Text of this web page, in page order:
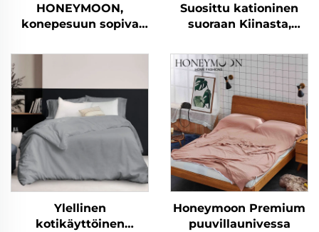
HONEYMOON,
konepesuun sopiva
100 % bambua,
pehmeä, kuningatar
kokoinen suunniteltu
vuodeseitsijoukko
Suosittu kationinen
suoraan Kiinasta,
rypelöity yksivärinen
peittojoukko
Ylellinen
kotikäyttöinen
Honeymoon Premium
puuvillaunivessa